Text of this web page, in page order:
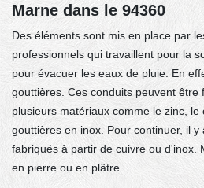
Marne dans le 94360
Des éléments sont mis en place par
professionnels qui travaillent pour la
pour évacuer les eaux de pluie. En
gouttières. Ces conduits peuvent être
plusieurs matériaux comme le zinc,
gouttières en inox. Pour continuer, il
fabriqués à partir de cuivre ou d'inox.
en pierre ou en plâtre.